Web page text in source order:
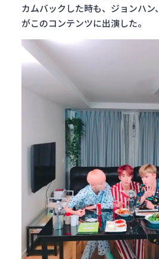
カムバックした時も、ジョンハン
がこのコンテンツに出演した。